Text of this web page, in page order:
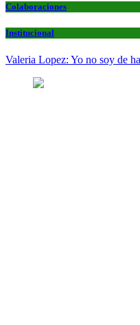
Colaboraciones
Institucional
Valeria Lopez: Yo no soy de